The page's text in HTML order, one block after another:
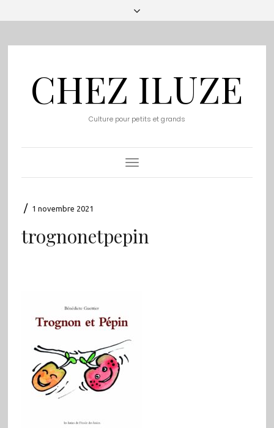
CHEZ ILUZE
Culture pour petits et grands
Toggle
Navigation
/ 1 novembre 2021
trognonetpepin